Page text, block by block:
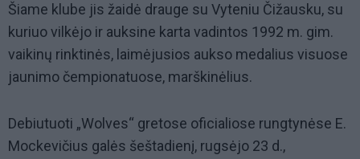
Šiame klube jis žaidė drauge su Vyteniu Čižausku, su
kuriuo vilkėjo ir auksine karta vadintos 1992 m. gim.
vaikinų rinktinės, laimėjusios aukso medalius visuose
jaunimo čempionatuose, marškinėlius.
Debiutuoti „Wolves“ gretose oficialiose rungtynėse E.
Mockevičius galės šeštadienį, rugsėjo 23 d.,